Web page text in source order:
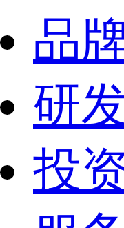
品
研
投